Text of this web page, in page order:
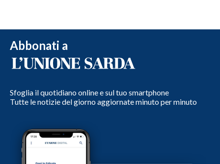
Abbonati a
Sfoglia il quotidiano online e sul tuo smartphone
Tutte le notizie del giorno aggiornate minuto per minuto